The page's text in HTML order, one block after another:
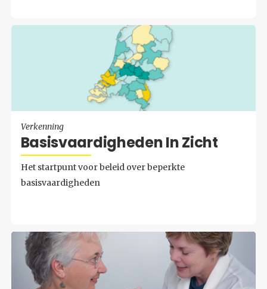
Verkenning
Ba­sis­vaar­dig­he­den In Zicht
Het startpunt voor beleid over beperkte
basisvaardigheden